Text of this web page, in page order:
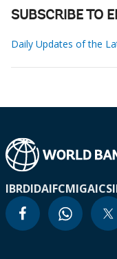
SUBSCRIBE TO
Daily Updates of the
IBRDIDAIFCMIGA